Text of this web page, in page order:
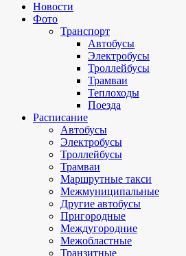
Новости
Фото
Транспорт
Автобусы
Электробусы
Троллейбусы
Трамваи
Теплоходы
Поезда
Расписание
Автобусы
Электробусы
Троллейбусы
Трамваи
Маршрутные такси
Межмуниципальные
Другие автобусы
Пригородные
Междугородние
Межобластные
Транзитные